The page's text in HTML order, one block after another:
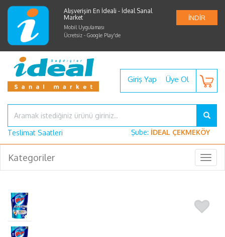
Alışverişin En İdeali - İdeal Sanal
Market
Mobil Uygulaması
Ücretsiz - Google Play'de
İNDİR
Giriş Yap Üye Ol
Teslimat Saatleri Şube: İDEAL ÇEKMEKÖY
Kategoriler